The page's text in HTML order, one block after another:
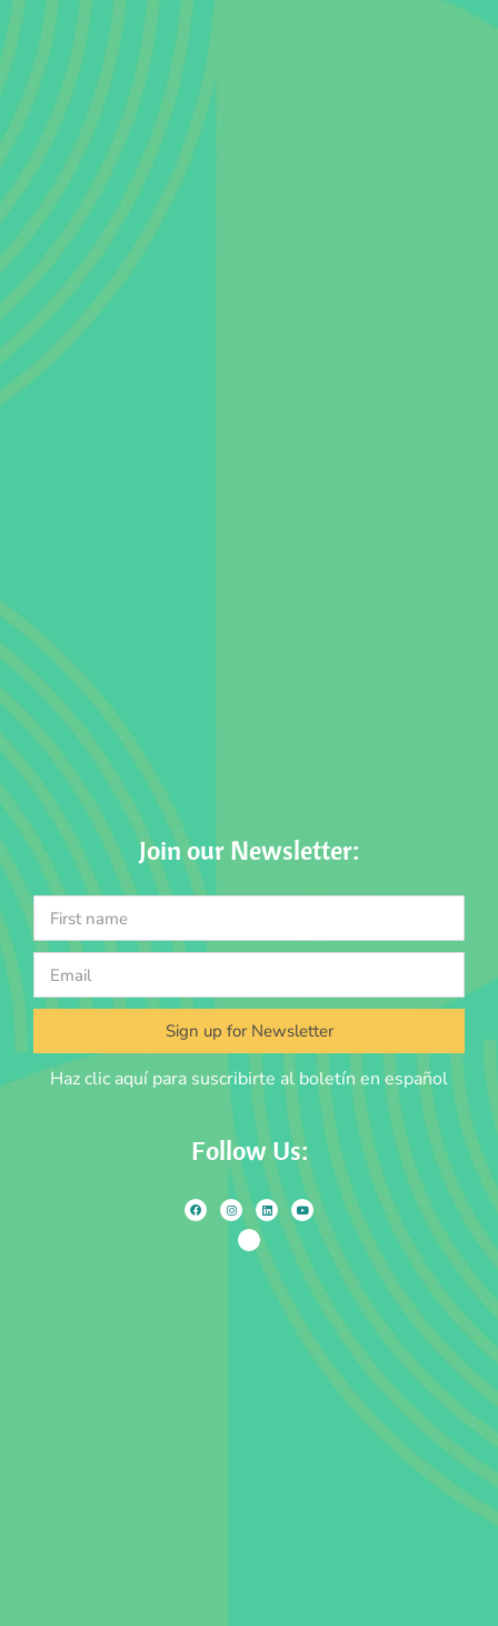
Join our Newsletter:
Sign up for Newsletter
Haz clic aquí para suscribirte al boletín en español
Follow Us: